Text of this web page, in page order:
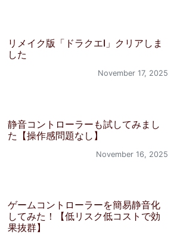
リメイク版「ドラクエI」クリアしま
した
November 17, 2025
静音コントローラーも試してみまし
た【操作感問題なし】
November 16, 2025
ゲームコントローラーを簡易静音化
してみた！【低リスク低コストで効
果抜群】